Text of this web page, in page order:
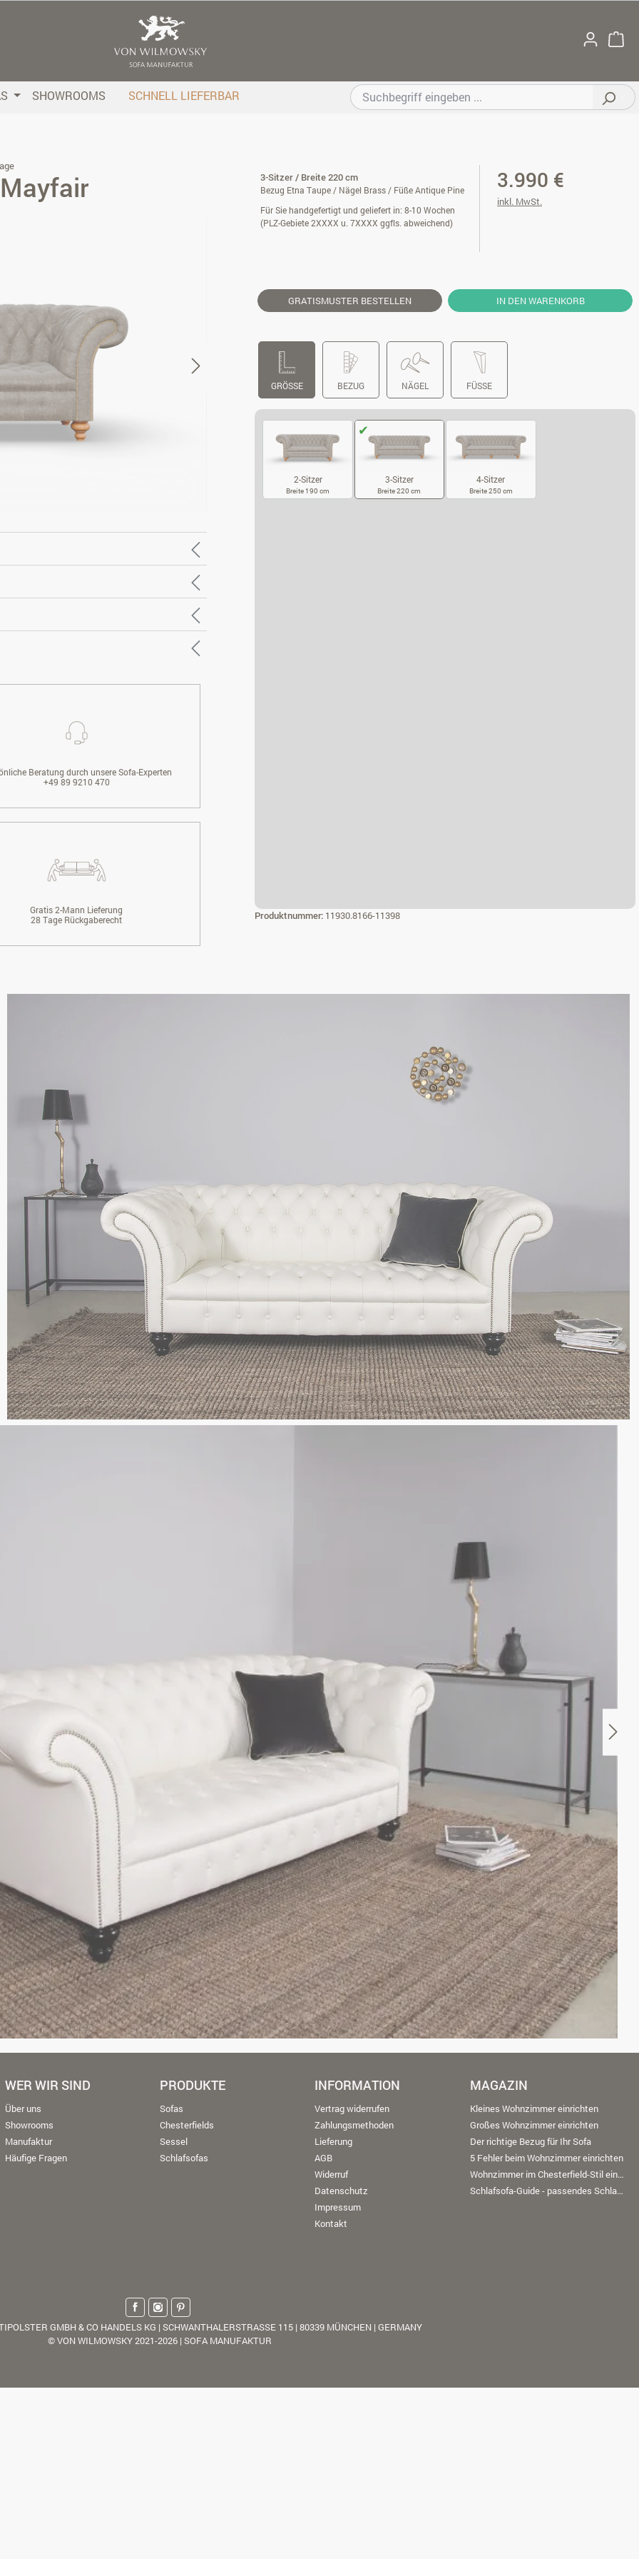
SHOWROOMS SCHNELL LIEFERBAR
3-Sitzer / Breite 220 cm
Bezug Etna Taupe / Nägel Brass / Füße Antique Pine
Für Sie handgefertigt und geliefert in: 8-10 Wochen
(PLZ-Gebiete 2XXXX u. 7XXXX ggfls. abweichend)
3.990 €
inkl. MwSt.
GRATISMUSTER BESTELLEN IN DEN WARENKORB
GRÖSSE BEZUG NÄGEL FÜSSE
2-Sitzer
Breite 190 cm
3-Sitzer
Breite 220 cm
4-Sitzer
Breite 250 cm
Produktnummer: 11930.8166-11398
Beratung durch unsere Sofa-Experten
+49 89 9210 470
Gratis 2-Mann Lieferung
28 Tage Rückgaberecht
WER WIR SIND
Über uns
Showrooms
Manufaktur
Häufige Fragen
PRODUKTE
Sofas
Chesterfields
Sessel
Schlafsofas
INFORMATION
Vertrag widerrufen
Zahlungsmethoden
Lieferung
AGB
Widerruf
Datenschutz
Impressum
Kontakt
MAGAZIN
Kleines Wohnzimmer einrichten
Großes Wohnzimmer einrichten
Der richtige Bezug für Ihr Sofa
5 Fehler beim Wohnzimmer einrichten
Wohnzimmer im Chesterfield-Stil einrichten
Schlafsofa-Guide - passendes Schlafsofa finden
GMBH & CO HANDELS KG | SCHWANTHALERSTRASSE 115 | 80339 MÜNCHEN | GERMANY
© VON WILMOWSKY 2021-2026 | SOFA MANUFAKTUR